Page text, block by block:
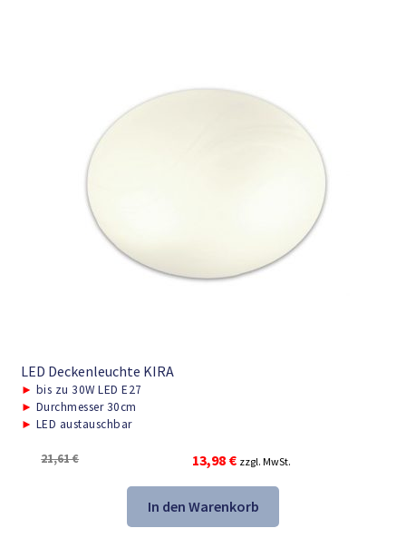
LED Deckenleuchte KIRA
► bis zu 30W LED E27
► Durchmesser 30cm
► LED austauschbar
21,61€
Ursprünglicher
Preis
war:
21,61 €
13,98 €Aktueller
Preis
ist:
13,98 €.
zzgl. MwSt.
In den Warenkorb